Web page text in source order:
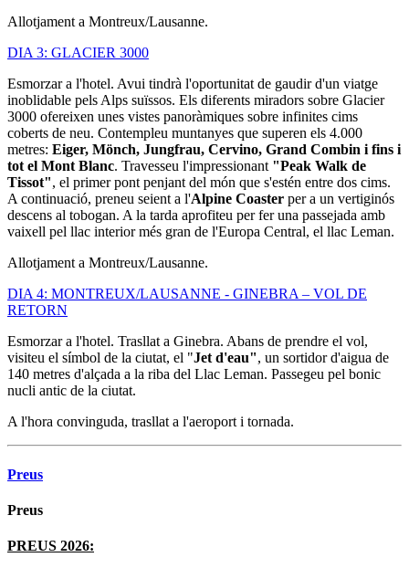
Allotjament a Montreux/Lausanne.
DIA 3: GLACIER 3000
Esmorzar a l'hotel. Avui tindrà l'oportunitat de gaudir d'un viatge
inoblidable pels Alps suïssos. Els diferents miradors sobre Glacier
3000 ofereixen unes vistes panoràmiques sobre infinites cims
coberts de neu. Contempleu muntanyes que superen els 4.000
metres: Eiger, Mönch, Jungfrau, Cervino, Grand Combin i fins i
tot el Mont Blanc. Travesseu l'impressionant "Peak Walk de
Tissot", el primer pont penjant del món que s'estén entre dos cims.
A continuació, preneu seient a l'Alpine Coaster per a un vertiginós
descens al tobogan. A la tarda aprofiteu per fer una passejada amb
vaixell pel llac interior més gran de l'Europa Central, el llac Leman.
Allotjament a Montreux/Lausanne.
DIA 4: MONTREUX/LAUSANNE - GINEBRA – VOL DE
RETORN
Esmorzar a l'hotel. Trasllat a Ginebra. Abans de prendre el vol,
visiteu el símbol de la ciutat, el "Jet d'eau", un sortidor d'aigua de
140 metres d'alçada a la riba del Llac Leman. Passegeu pel bonic
nucli antic de la ciutat.
A l'hora convinguda, trasllat a l'aeroport i tornada.
Preus
Preus
PREUS 2026: